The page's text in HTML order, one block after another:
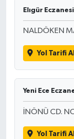
Elıgür Eczanesi
NALDÖKEN
Yol Tarifi Al
Yeni Ece
İNÖNÜ CD.
Yol Tarifi Al